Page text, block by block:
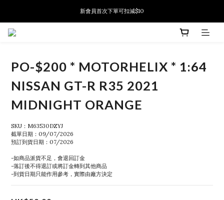
新會員首次下單可扣減$10
新會員首次下單可扣減$10
PO-$200 * MOTORHELIX * 1:64
NISSAN GT-R R35 2021
MIDNIGHT ORANGE
SKU：M63530DZYJ
截單日期：09/07/2026
預訂到貨日期：07/2026
-如商品派貨不足，會退回訂金
-落訂後不得退訂或將訂金轉到其他商品
-到貨日期只能作用參考，實際由廠方決定